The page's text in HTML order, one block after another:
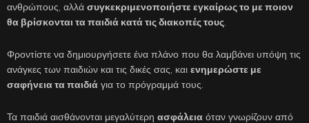
ανθρώπους, αλλά συγκεκριμενοποιήστε εγκαίρως το με ποιον
θα βρίσκονται τα παιδιά κατά τις διακοπές τους
Φροντίστε να δημιουργήσετε ένα πλάνο που θα λαμβάνει υπόψη τις
ανάγκες των παιδιών και τις δικές σας, και ενημερώστε με
σαφήνεια τα παιδιά για το πρόγραμμά τους.
Τα παιδιά αισθάνονται μεγαλύτερη ασφάλεια όταν γνωρίζουν από